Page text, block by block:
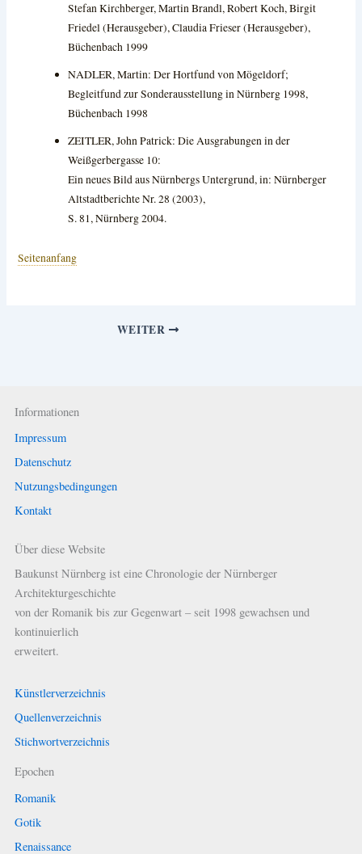
Stefan Kirchberger, Martin Brandl, Robert Koch, Birgit
Friedel (Herausgeber), Claudia Frieser (Herausgeber),
Büchenbach 1999
NADLER, Martin: Der Hortfund von Mögeldorf;
Begleitfund zur Sonderausstellung in Nürnberg 1998,
Büchenbach 1998
ZEITLER, John Patrick: Die Ausgrabungen in der
Weißgerbergasse 10:
Ein neues Bild aus Nürnbergs Untergrund, in: Nürnberger
Altstadtberichte Nr. 28 (2003),
S. 81, Nürnberg 2004.
Seitenanfang
WEITER
Informationen
Impressum
Datenschutz
Nutzungsbedingungen
Kontakt
Über diese Website
Baukunst Nürnberg ist eine Chronologie der Nürnberger
Architekturgeschichte
von der Romanik bis zur Gegenwart – seit 1998 gewachsen und
kontinuierlich
erweitert.
Künstlerverzeichnis
Quellenverzeichnis
Stichwortverzeichnis
Epochen
Romanik
Gotik
Renaissance